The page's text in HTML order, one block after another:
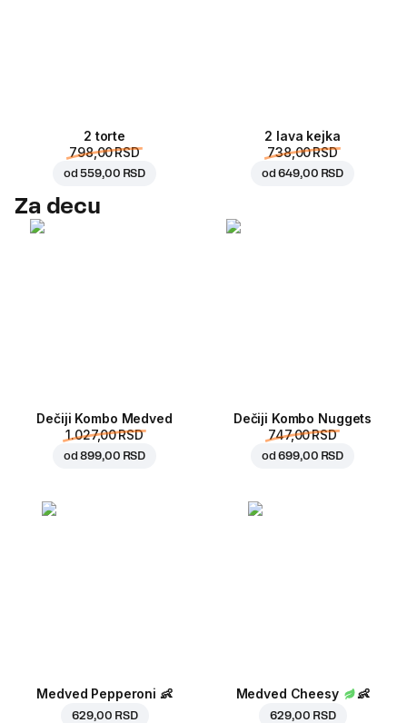
2 torte
798,00 RSD
od559,00 RSD
2 lava kejka
738,00 RSD
od649,00 RSD
Za decu
Dečiji Kombo Medved
1.027,00 RSD
od899,00 RSD
Dečiji Kombo Nuggets
747,00 RSD
od699,00 RSD
Medved Pepperoni 👶
629,00 RSD
Medved Cheesy 👶
629,00 RSD